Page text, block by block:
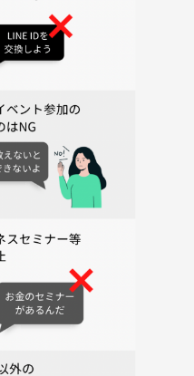
います↓
まず到着時間をご連絡をくださ
。それ以降は、買い出し先の食
る方は焚火会場現地集合となり
をします。